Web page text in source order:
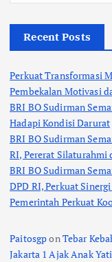
Recent Posts
Perkuat Transformasi
Pembekalan Motivasi
BRI BO Sudirman
Hadapi Kondisi Darurat
BRI BO Sudirman
RI, Pererat Silaturahmi
BRI BO Sudirman
DPD RI, Perkuat
Pemerintah Perkuat
PaitosgponTebar
Jakarta 1 Ajak Anak